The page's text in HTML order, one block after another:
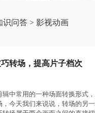
识问答 >影视动画
转场，提高片子档次
辑中常用的一种场面转换形式
，今天我们来说说，转场的另